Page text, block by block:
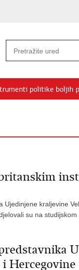
politike boljih
Ujedinjene kraljevine
su na
Hercegovine